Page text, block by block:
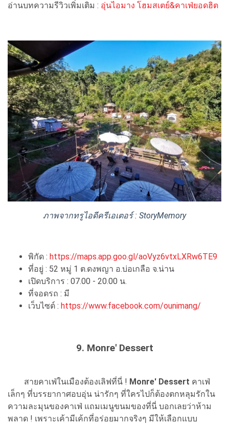
อ่านบทความรีวิวเพิ่มเติม : อุ่นไอมาง โฮมสเตย์&คาเฟ่ยอดฮิต
ภาพจากทรูไอดีครีเอเตอร์ : StoryMemory
พิกัด : https://maps.app.goo.gl/aoVyz6vtxLXRw6TE9
ที่อยู่ : 52 หมู่ 1 ต.ดงพญา อ.บ่อเกลือ จ.น่าน
เปิดบริการ : 07.00 - 20.00 น.
ที่จอดรถ : มี
เว็บไซต์ : https://www.facebook.com/ounimang/
9. Monre' Dessert
สายคาเฟ่ในเมืองต้องเลิฟที่นี่ ! Monre' Dessert คาเฟ่
เล็กๆ ที่บรรยากาศอบอุ่น น่ารักๆ ที่ใครไปก็ต้องตกหลุมรักใน
ความละมุนของคาเฟ่ แถมเมนูขนมของที่นี่ บอกเลยว่าห้าม
พลาด ! เพราะเค้ามีเค้กที่อร่อยมากจริงๆ มีให้เลือกแบบ